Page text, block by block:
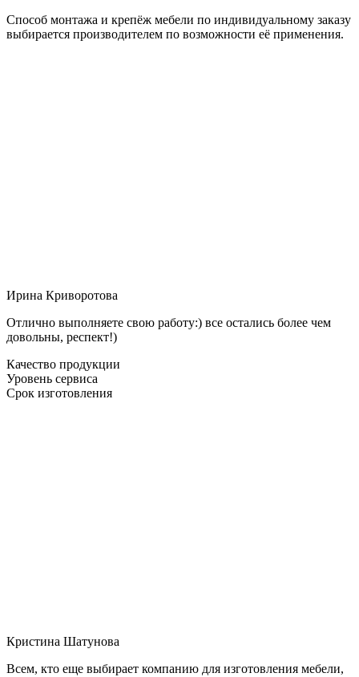
Способ монтажа и крепёж мебели по индивидуальному заказу
выбирается производителем по возможности её применения.
Ирина Криворотова
Отлично выполняете свою работу:) все остались более чем
довольны, респект!)
Качество продукции
Уровень сервиса
Срок изготовления
Кристина Шатунова
Всем, кто еще выбирает компанию для изготовления мебели,